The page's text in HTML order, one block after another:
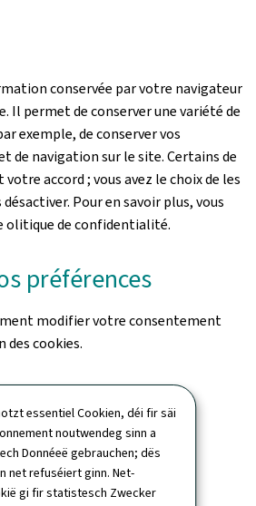
essentiel Cookien, déi fir säi
noutwendeg sinn a
Donnéeë gebrauchen; dës
net refuséiert ginn. Net-
gi fir statistesch Zwecker
conservée par votre navigateur
Il permet de conserver une variété de
exemple, de conserver vos
de navigation sur le site. Certains de
accord ; vous avez le choix de les
Pour en savoir plus, vous
olitique de confidentialité.
préférences
modifier votre consentement
cookies.